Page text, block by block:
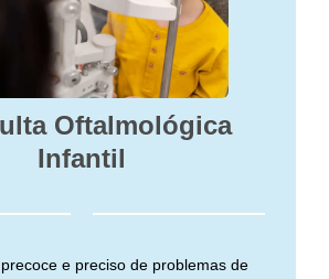
Oftalmológica
Infantil
e preciso de problemas de